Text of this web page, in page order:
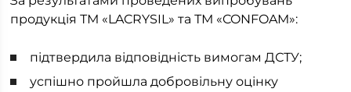
продукція ТМ «LACRYSIL» та ТМ «CONFOAM»:
підтвердила відповідність вимогам ДСТУ;
успішно пройшла добровільну оцінку